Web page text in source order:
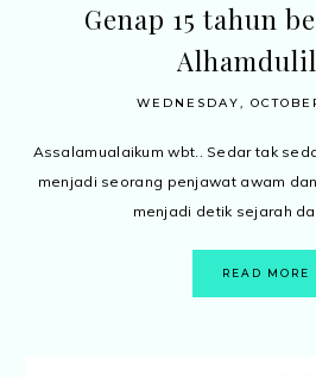
Genap 15 tahun
WEDNESDAY,
Assalamualaikum wbt.. Sedar tak
menjadi seorang penjawat awam
menjadi detik sejarah
READ MORE